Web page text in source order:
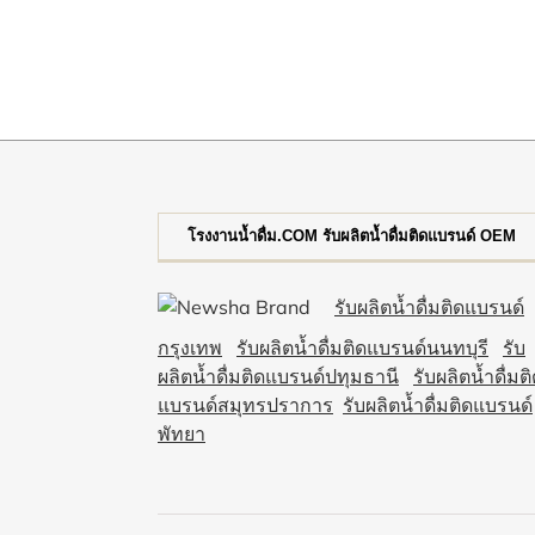
โรงงานน้ำดื่ม.COM รับผลิตน้ำดื่มติดแบรนด์ OEM
รับผลิตน้ำดื่มติดแบรนด์
กรุงเทพ
รับผลิตน้ำดื่มติดแบรนด์นนทบุรี
รับ
ผลิตน้ำดื่มติดแบรนด์ปทุมธานี
รับผลิตน้ำดื่ม
แบรนด์สมุทรปราการ รับผลิตน้ำดื่มติดแบรนด์
พัทยา